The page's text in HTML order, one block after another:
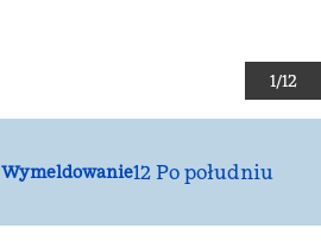
1/12
Wymeldowanie12 Po południu